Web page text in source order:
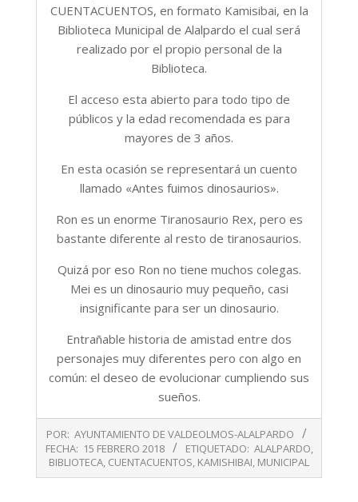
CUENTACUENTOS, en formato Kamisibai, en la
Biblioteca Municipal de Alalpardo el cual será
realizado por el propio personal de la
Biblioteca.
El acceso esta abierto para todo tipo de
públicos y la edad recomendada es para
mayores de 3 años.
En esta ocasión se representará un cuento
llamado «Antes fuimos dinosaurios».
Ron es un enorme Tiranosaurio Rex, pero es
bastante diferente al resto de tiranosaurios.
Quizá por eso Ron no tiene muchos colegas.
Mei es un dinosaurio muy pequeño, casi
insignificante para ser un dinosaurio.
Entrañable historia de amistad entre dos
personajes muy diferentes pero con algo en
común: el deseo de evolucionar cumpliendo sus
sueños.
02-
15
POR: AYUNTAMIENTO DE VALDEOLMOS-ALALPARDO
FECHA: 15 FEBRERO 2018 ETIQUETADO: ALALPARDO,
BIBLIOTECA, CUENTACUENTOS, KAMISHIBAI, MUNICIPAL